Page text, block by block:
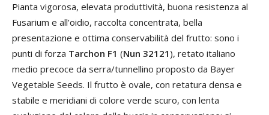
Pianta vigorosa, elevata produttività, buona resistenza al
Fusarium e all’oidio, raccolta concentrata, bella
presentazione e ottima conservabilità del frutto: sono i
punti di forza Tarchon F1 (Nun 32121), retato italiano
medio precoce da serra/tunnellino proposto da Bayer
Vegetable Seeds. Il frutto è ovale, con retatura densa e
stabile e meridiani di colore verde scuro, con lenta